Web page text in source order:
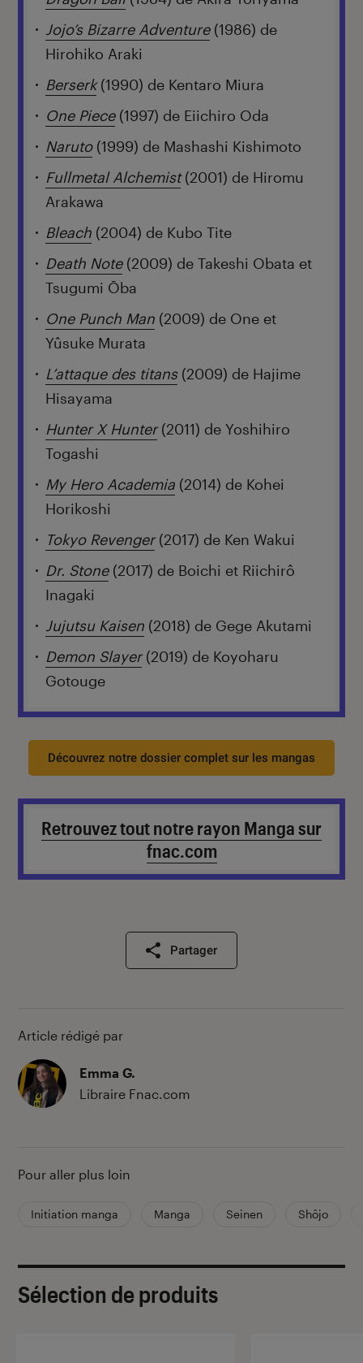
Jojo’s Bizarre Adventure(1986) de
Hirohiko Araki
Berserk(1990) de Kentaro Miura
One Piece(1997) de Eiichiro Oda
Naruto(1999) de Mashashi Kishimoto
Fullmetal Alchemist(2001) de Hiromu
Arakawa
Bleach (2004) de Kubo Tite
Death Note(2009) de Takeshi Obata et
Tsugumi Ōba
One Punch Man (2009) de One et
Yûsuke Murata
L’attaque des titans(2009) de Hajime
Hisayama
Hunter X Hunter(2011) de Yoshihiro
Togashi
My Hero Academia (2014) de Kohei
Horikoshi
Tokyo Revenger(2017) de Ken Wakui
Dr. Stone(2017) de Boichi et Riichirô
Inagaki
Jujutsu Kaisen (2018) de Gege Akutami
Demon Slayer (2019) de Koyoharu
Gotouge
Découvrez notre dossier complet sur les mangas
Retrouvez tout notre rayon Manga sur
fnac.com
Partager
Article rédigé par
Emma G.
Libraire Fnac.com
Pour aller plus loin
Initiation manga Manga Seinen Shôjo
Sélection de produits